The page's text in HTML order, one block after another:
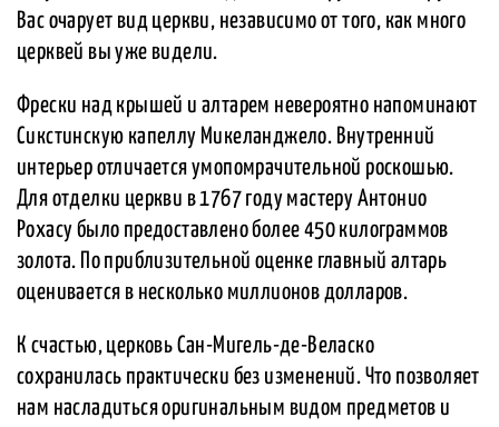
Вас очарует вид церкви, независимо от того, как много
церквей вы уже видели.
Фрески над крышей и алтарем невероятно напоминают
Сикстинскую капеллу Микеланджело. Внутренний
интерьер отличается умопомрачительной роскошью.
Для отделки церкви в 1767 году мастеру Антонио
Рохасу было предоставлено более 450 килограммов
золота. По приблизительной оценке главный алтарь
оценивается в несколько миллионов долларов.
К счастью, церковь Сан-Мигель-де-Веласко
сохранилась практически без изменений. Что позволяет
нам насладиться оригинальным видом предметов и